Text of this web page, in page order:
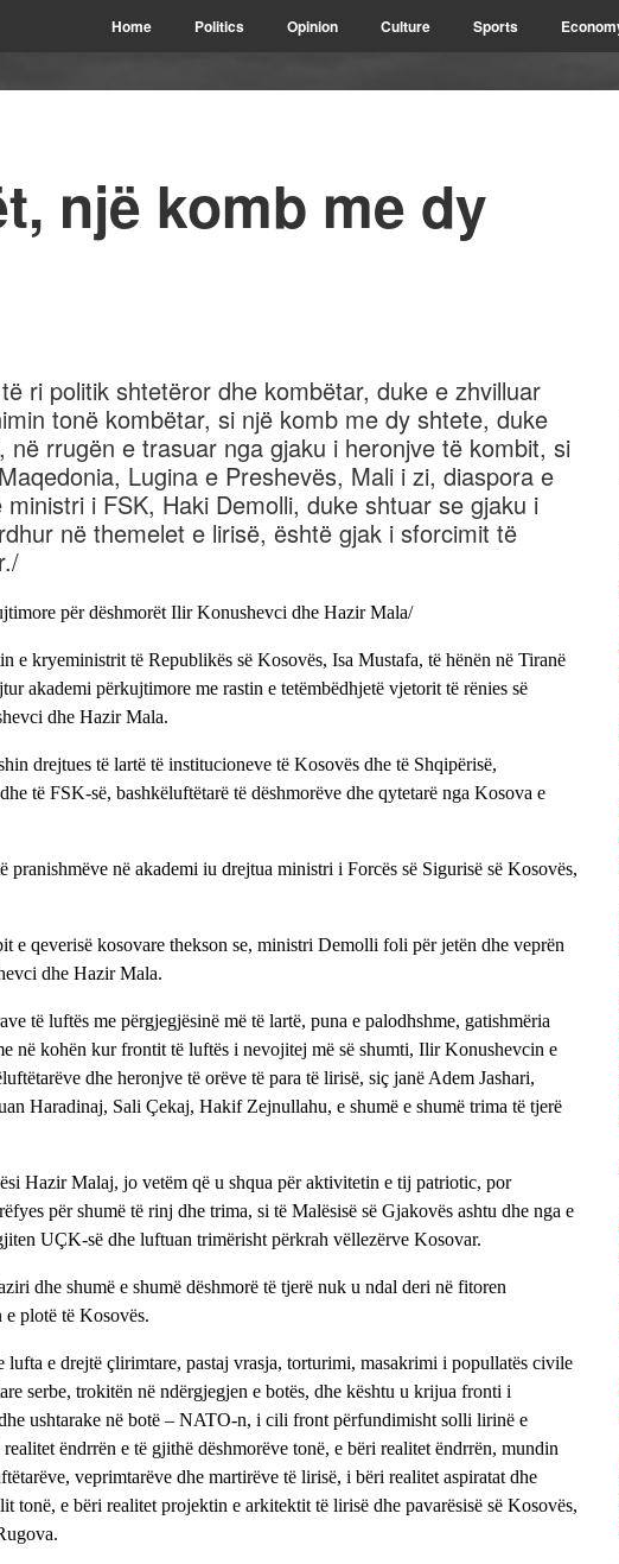
Home Politics Opinion Culture Sports
një komb me dy
ri politik shtetëror dhe kombëtar, duke e zhvilluar
tonë kombëtar, si një komb me dy shtete, duke
në rrugën e trasuar nga gjaku i heronjve të kombit, si
Lugina e Preshevës, Mali i zi, diaspora e
i FSK, Haki Demolli, duke shtuar se gjaku i
në themelet e lirisë, është gjak i sforcimit të
për dëshmorët Ilir Konushevci dhe Hazir Mala/
e kryeministrit të Republikës së Kosovës, Isa Mustafa, të hënën në Tiranë
akademi përkujtimore me rastin e tetëmbëdhjetë vjetorit të rënies së
dhe Hazir Mala.
drejtues të lartë të institucioneve të Kosovës dhe të Shqipërisë,
të FSK-së, bashkëluftëtarë të dëshmorëve dhe qytetarë nga Kosova e
pranishmëve në akademi iu drejtua ministri i Forcës së Sigurisë së Kosovës,
e qeverisë kosovare thekson se, ministri Demolli foli për jetën dhe veprën
dhe Hazir Mala.
të luftës me përgjegjësinë më të lartë, puna e palodhshme, gatishmëria
në kohën kur frontit të luftës i nevojitej më së shumti, Ilir Konushevcin e
dhe heronjve të orëve të para të lirisë, siç janë Adem Jashari,
Haradinaj, Sali Çekaj, Hakif Zejnullahu, e shumë e shumë trima të tjerë
Hazir Malaj, jo vetëm që u shqua për aktivitetin e tij patriotic, por
për shumë të rinj dhe trima, si të Malësisë së Gjakovës ashtu dhe nga e
UÇK-së dhe luftuan trimërisht përkrah vëllezërve Kosovar.
dhe shumë e shumë dëshmorë të tjerë nuk u ndal deri në fitoren
plotë të Kosovës.
lufta e drejtë çlirimtare, pastaj vrasja, torturimi, masakrimi i popullatës civile
serbe, trokitën në ndërgjegjen e botës, dhe kështu u krijua fronti i
ushtarake në botë – NATO-n, i cili front përfundimisht solli lirinë e
ëndrrën e të gjithë dëshmorëve tonë, e bëri realitet ëndrrën, mundin
veprimtarëve dhe martirëve të lirisë, i bëri realitet aspiratat dhe
tonë, e bëri realitet projektin e arkitektit të lirisë dhe pavarësisë së Kosovës,